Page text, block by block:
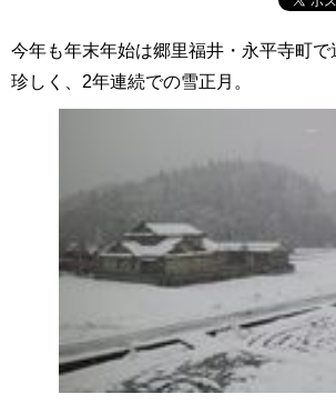
今年も年末年始は郷里福井・永平寺町で
珍しく、2年連続での雪正月。